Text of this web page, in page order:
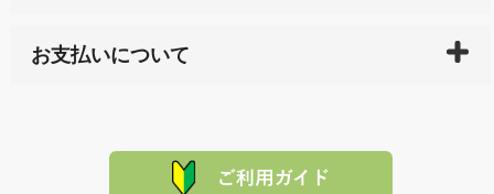
サイト内で購入された商品の送料は、こちらの
全国送
れの生産メーカーからお客様の元へ直送いたしますの
または配送途中の 事故などで不都合が生じている場合
品代金を返金いたします。）
その際は誠に申し訳ありませんが、当協会までご注文
お支払いについて
た場合、お客様からの ご入金を確認した後で、商品を